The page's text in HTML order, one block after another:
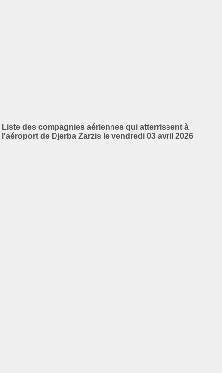
Liste des compagnies aériennes qui atterrissent à
l'aéroport de Djerba Zarzis le vendredi 03 avril 2026